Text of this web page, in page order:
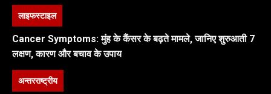
लाइफस्टाइल
Cancer Symptoms: मुंह के कैंसर के बढ़ते मामले, जानिए शुरुआती 7
लक्षण, कारण और बचाव के उपाय
अन्तरराष्ट्रीय